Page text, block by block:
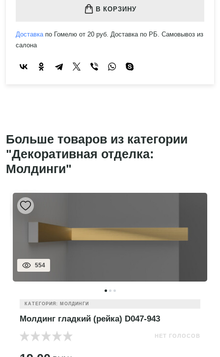
В КОРЗИНУ
Доставкапо Гомелю от 20 руб. Доставка по РБ. Самовывоз из
салона
Больше товаров из категории
"Декоративная отделка:
Молдинги"
554
КАТЕГОРИЯ: МОЛДИНГИ
Молдинг гладкий (рейка) D047-943
НЕТ ГОЛОСОВ